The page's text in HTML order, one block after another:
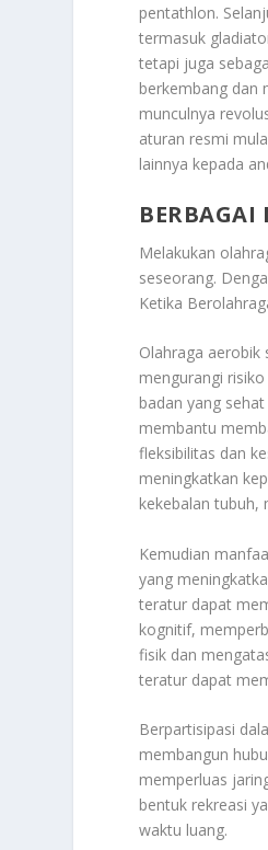
pentathlon.
termasuk
tetapi juga
berkembang dan
munculnya
aturan resmi
lainnya kepada
BERBAGAI
Melakukan
seseorang.
Ketika
Olahraga aerobik
mengurangi
badan yang
membantu
fleksibilitas dan
meningkatkan
kekebalan tubuh,
Kemudian
yang
teratur dapat
kognitif,
fisik dan
teratur dapat
Berpartisipasi
membangun
memperluas
bentuk rekreasi
waktu luang.